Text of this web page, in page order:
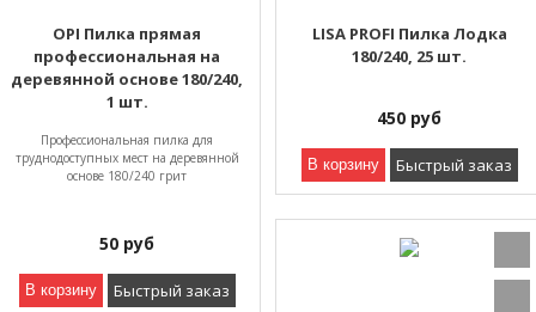
OPI Пилка прямая
профессиональная на
деревянной основе 180/240,
1 шт.
Профессиональная пилка для
труднодоступных мест на деревянной
основе 180/240 грит
50 руб
В корзину Быстрый заказ
LISA PROFI Пилка Лодка
180/240, 25 шт.
450 руб
В корзину Быстрый заказ